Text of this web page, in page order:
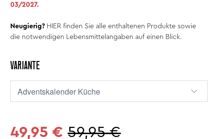
03/2027.
Neugierig? HIER finden Sie alle enthaltenen Produkte sowie
die notwendigen Lebensmittelangaben auf einen Blick.
VARIANTE
49,95 € 59,95 €